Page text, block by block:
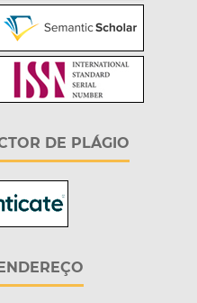
DE PLÁGIO